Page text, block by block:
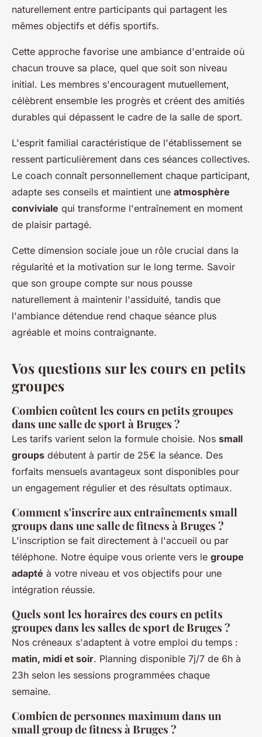
naturellement entre participants qui partagent les
mêmes objectifs et défis sportifs.
Cette approche favorise une ambiance d'entraide où
chacun trouve sa place, quel que soit son niveau
initial. Les membres s'encouragent mutuellement,
célèbrent ensemble les progrès et créent des amitiés
durables qui dépassent le cadre de la salle de sport.
L'esprit familial caractéristique de l'établissement se
ressent particulièrement dans ces séances collectives.
Le coach connaît personnellement chaque participant,
adapte ses conseils et maintient une atmosphère
conviviale qui transforme l'entraînement en moment
de plaisir partagé.
Cette dimension sociale joue un rôle crucial dans la
régularité et la motivation sur le long terme. Savoir
que son groupe compte sur nous pousse
naturellement à maintenir l'assiduité, tandis que
l'ambiance détendue rend chaque séance plus
agréable et moins contraignante.
Vos questions sur les cours en petits
groupes
Combien coûtent les cours en petits groupes
dans une salle de sport à Bruges ?
Les tarifs varient selon la formule choisie. Nos small
groups débutent à partir de 25€ la séance. Des
forfaits mensuels avantageux sont disponibles pour
un engagement régulier et des résultats optimaux.
Comment s'inscrire aux entraînements small
groups dans une salle de fitness à Bruges ?
L'inscription se fait directement à l'accueil ou par
téléphone. Notre équipe vous oriente vers le groupe
adapté à votre niveau et vos objectifs pour une
intégration réussie.
Quels sont les horaires des cours en petits
groupes dans les salles de sport de Bruges ?
Nos créneaux s'adaptent à votre emploi du temps :
matin, midi et soir. Planning disponible 7j/7 de 6h à
23h selon les sessions programmées chaque
semaine.
Combien de personnes maximum dans un
small group de fitness à Bruges ?